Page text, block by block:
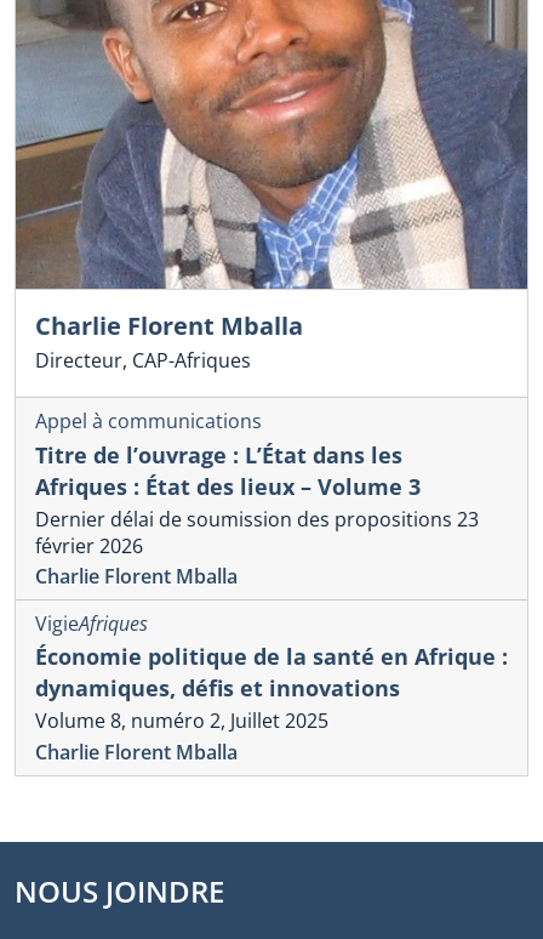
Charlie Florent Mballa
Directeur, CAP-Afriques
Appel à communications
Titre de l’ouvrage : L’État dans les
Afriques : État des lieux – Volume 3
Dernier délai de soumission des propositions 23
février 2026
Charlie Florent Mballa
VigieAfriques
Économie politique de la santé en Afrique :
dynamiques, défis et innovations
Volume 8, numéro 2, Juillet 2025
Charlie Florent Mballa
NOUS JOINDRE